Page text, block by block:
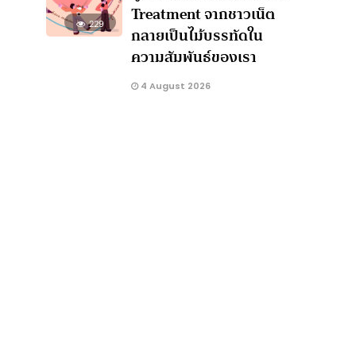
229
Treatment จากชาวเน็ต
กลายเป็นไม้บรรทัดใน
ความสัมพันธ์ของเรา
4 August 2026